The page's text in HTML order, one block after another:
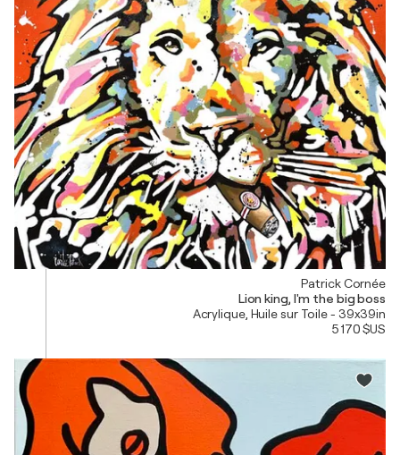
Patrick Cornée
Lion king, I'm the big boss
Acrylique, Huile sur Toile - 39x39in
5 170 $US